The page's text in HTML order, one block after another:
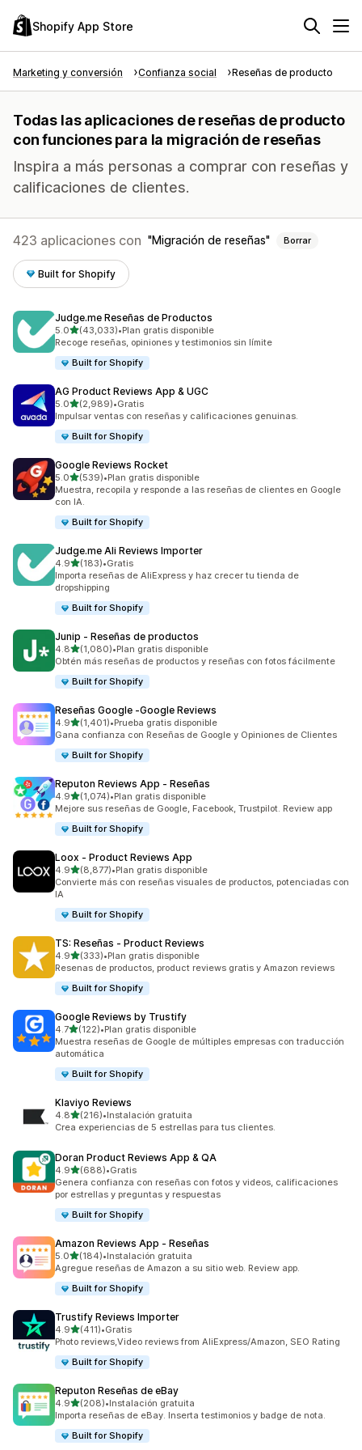
Shopify App Store
Marketing y conversión Confianza social Reseñas de producto
Todas las aplicaciones de reseñas de producto
con funciones para la migración de reseñas
Inspira a más personas a comprar con reseñas y
calificaciones de clientes.
423 aplicaciones con Migración de reseñas Borrar
Built for Shopify
Judge.me Reseñas de Productos
5.0de 5 estrellas
(43,033)
43033 reseñas en total
•Plan gratis disponible
Recoge reseñas, opiniones y testimonios sin límite
Built for Shopify
AG Product Reviews App & UGC
5.0de 5 estrellas
(2,989)
2989 reseñas en total
•Gratis
Impulsar ventas con reseñas y calificaciones genuinas.
Built for Shopify
Google Reviews Rocket
5.0de 5 estrellas
(539)
539 reseñas en total
•Plan gratis disponible
Muestra, recopila y responde a las reseñas de clientes en Google
con IA.
Built for Shopify
Judge.me Ali Reviews Importer
4.9de 5 estrellas
(183)
183 reseñas en total
•Gratis
Importa reseñas de AliExpress y haz crecer tu tienda de
dropshipping
Built for Shopify
Junip ‑ Reseñas de productos
4.8de 5 estrellas
(1,080)
1080 reseñas en total
•Plan gratis disponible
Obtén más reseñas de productos y reseñas con fotos fácilmente
Built for Shopify
Reseñas Google ‑Google Reviews
4.9de 5 estrellas
(1,401)
1401 reseñas en total
•Prueba gratis disponible
Gana confianza con Reseñas de Google y Opiniones de Clientes
Built for Shopify
Reputon Reviews App ‑ Reseñas
4.9de 5 estrellas
(1,074)
1074 reseñas en total
•Plan gratis disponible
Mejore sus reseñas de Google, Facebook, Trustpilot. Review app
Built for Shopify
Loox ‑ Product Reviews App
4.9de 5 estrellas
(8,877)
8877 reseñas en total
•Plan gratis disponible
Convierte más con reseñas visuales de productos, potenciadas con
IA
Built for Shopify
TS: Reseñas ‑ Product Reviews
4.9de 5 estrellas
(333)
333 reseñas en total
•Plan gratis disponible
Resenas de productos, product reviews gratis y Amazon reviews
Built for Shopify
Google Reviews by Trustify
4.7de 5 estrellas
(122)
122 reseñas en total
•Plan gratis disponible
Muestra reseñas de Google de múltiples empresas con traducción
automática
Built for Shopify
Klaviyo Reviews
4.8de 5 estrellas
(216)
216 reseñas en total
•Instalación gratuita
Crea experiencias de 5 estrellas para tus clientes.
Doran Product Reviews App & QA
4.9de 5 estrellas
(688)
688 reseñas en total
•Gratis
Genera confianza con reseñas con fotos y videos, calificaciones
por estrellas y preguntas y respuestas
Built for Shopify
Amazon Reviews App ‑ Reseñas
5.0de 5 estrellas
(184)
184 reseñas en total
•Instalación gratuita
Agregue reseñas de Amazon a su sitio web. Review app.
Built for Shopify
Trustify Reviews Importer
4.9de 5 estrellas
(411)
411 reseñas en total
•Gratis
Photo reviews,Video reviews from AliExpress/Amazon, SEO Rating
Built for Shopify
Reputon Reseñas de eBay
4.9de 5 estrellas
(208)
208 reseñas en total
•Instalación gratuita
Importa reseñas de eBay. Inserta testimonios y badge de nota.
Built for Shopify